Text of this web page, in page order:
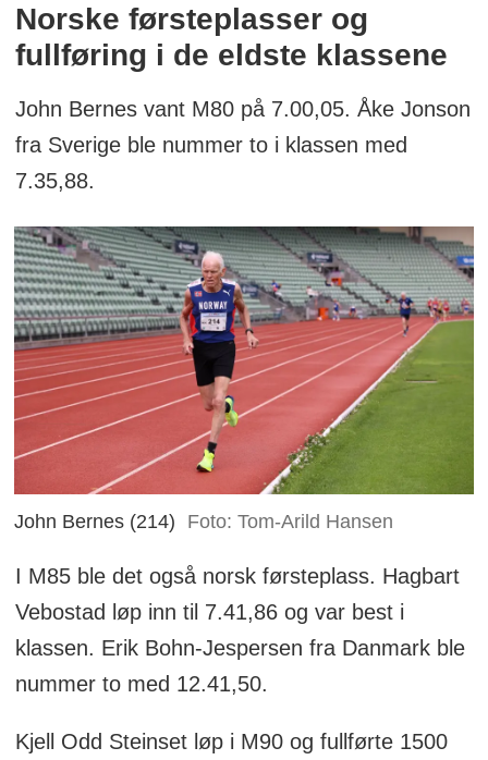
Norske førsteplasser og
fullføring i de eldste klassene
John Bernes vant M80 på 7.00,05. Åke Jonson
fra Sverige ble nummer to i klassen med
7.35,88.
John Bernes (214) Foto: Tom-Arild Hansen
I M85 ble det også norsk førsteplass. Hagbart
Vebostad løp inn til 7.41,86 og var best i
klassen. Erik Bohn-Jespersen fra Danmark ble
nummer to med 12.41,50.
Kjell Odd Steinset løp i M90 og fullførte 1500